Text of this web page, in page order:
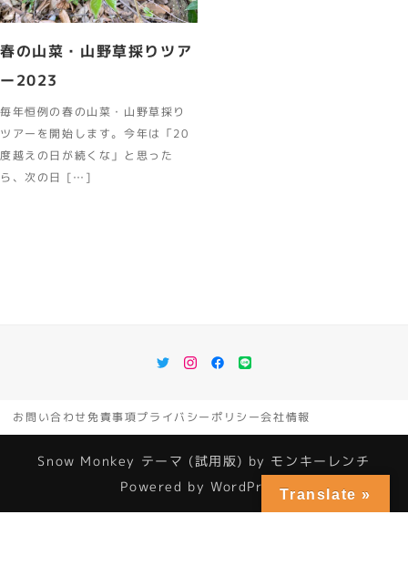
春の山菜・山野草採りツア
ー2023
毎年恒例の春の山菜・山野草採り
ツアーを開始します。今年は「20
度越えの日が続くな」と思った
ら、次の日 […]
TwitterInstagram
Facebook
LINE
お問い合わせ免責事項プライバシーポリシー会社情報
Snow Monkey テーマ (試用版) by モンキーレンチ
Powered byWordPressTranslate »